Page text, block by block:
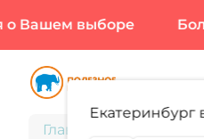
выборе Более 10
Главная
Екатеринбург